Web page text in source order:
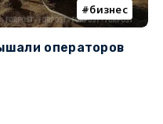
бизнес
операторов